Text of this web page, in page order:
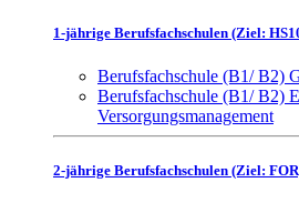
1-jährige Berufsfachschulen (Ziel:
Berufsfachschule (B1/ B2)
Berufsfachschule (B1/ B2)
Versorgungsmanagement
2-jährige Berufsfachschulen (Ziel: